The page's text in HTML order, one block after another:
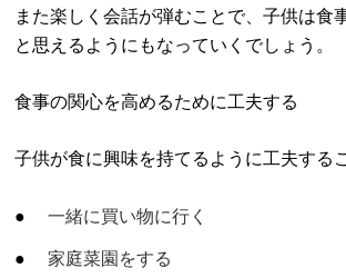
また楽しく会話が弾むことで、子供は食
と思えるようにもなっていくでしょう。
食事の関心を高めるために工夫する
子供が食に興味を持てるように工夫する
一緒に買い物に行く
家庭菜園をする